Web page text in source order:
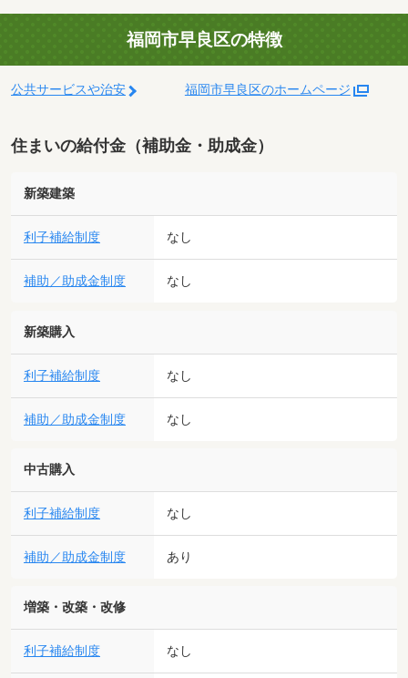
福岡市早良区の特徴
公共サービスや治安 福岡市早良区のホームページ
住まいの給付金（補助金・助成金）
新築建築
利子補給制度 なし
補助／助成金制度 なし
新築購入
利子補給制度 なし
補助／助成金制度 なし
中古購入
利子補給制度 なし
補助／助成金制度 あり
増築・改築・改修
利子補給制度 なし